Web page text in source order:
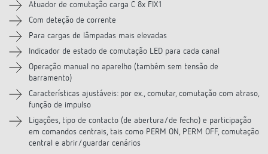
Transferências
Produtos semelhantes
Atuador de comutação carga C 8x FIX1
Com deteção de corrente
Para cargas de lâmpadas mais elevadas
Indicador de estado de comutação LED para cada canal
Operação manual no aparelho (também sem tensão de
barramento)
Características ajustáveis: por ex., comutar, comutação com atraso,
função de impulso
Ligações, tipo de contacto (de abertura/de fecho) e participação
em comandos centrais, tais como PERM ON, PERM OFF, comutação
central e abrir/guardar cenários